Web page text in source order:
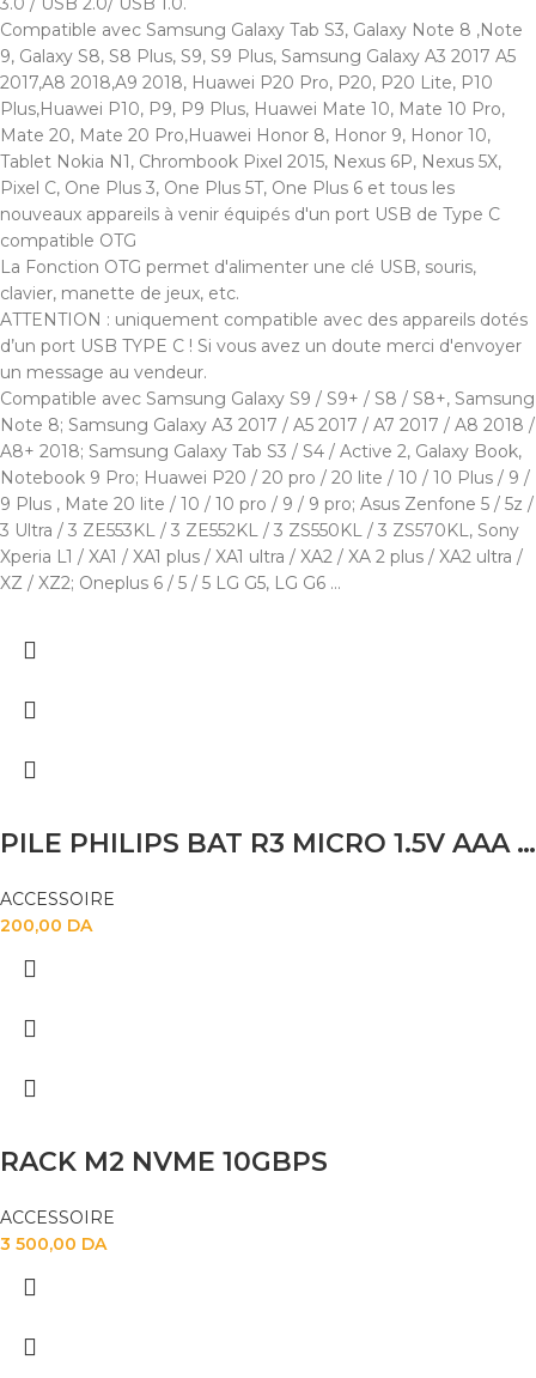
Compatible avec Samsung Galaxy Tab S3, Galaxy Note 8 ,Note
9, Galaxy S8, S8 Plus, S9, S9 Plus, Samsung Galaxy A3 2017 A5
2017,A8 2018,A9 2018, Huawei P20 Pro, P20, P20 Lite, P10
Plus,Huawei P10, P9, P9 Plus, Huawei Mate 10, Mate 10 Pro,
Mate 20, Mate 20 Pro,Huawei Honor 8, Honor 9, Honor 10,
Tablet Nokia N1, Chrombook Pixel 2015, Nexus 6P, Nexus 5X,
Pixel C, One Plus 3, One Plus 5T, One Plus 6 et tous les
nouveaux appareils à venir équipés d'un port USB de Type C
compatible OTG
La Fonction OTG permet d'alimenter une clé USB, souris,
clavier, manette de jeux, etc.
ATTENTION : uniquement compatible avec des appareils dotés
d’un port USB TYPE C ! Si vous avez un doute merci d'envoyer
un message au vendeur.
Compatible avec Samsung Galaxy S9 / S9+ / S8 / S8+, Samsung
Note 8; Samsung Galaxy A3 2017 / A5 2017 / A7 2017 / A8 2018 /
A8+ 2018; Samsung Galaxy Tab S3 / S4 / Active 2, Galaxy Book,
Notebook 9 Pro; Huawei P20 / 20 pro / 20 lite / 10 / 10 Plus / 9 /
9 Plus , Mate 20 lite / 10 / 10 pro / 9 / 9 pro; Asus Zenfone 5 / 5z /
3 Ultra / 3 ZE553KL / 3 ZE552KL / 3 ZS550KL / 3 ZS570KL, Sony
Xperia L1 / XA1 / XA1 plus / XA1 ultra / XA2 / XA 2 plus / XA2 ultra /
XZ / XZ2; Oneplus 6 / 5 / 5 LG G5, LG G6 ...
PILE PHILIPS BAT R3 MICRO 1.5V AAA 4X
ACCESSOIRE
200,00 DA
RACK M2 NVME 10GBPS
ACCESSOIRE
3 500,00 DA